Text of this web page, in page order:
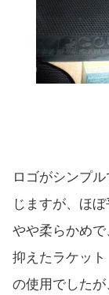
ロゴがシンプ
じますが、ほ
やや柔らかめ
抑えたラケッ
の使用でした